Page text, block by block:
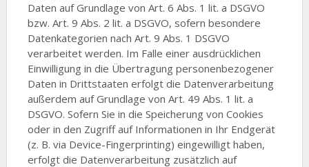
Daten auf Grundlage von Art. 6 Abs. 1 lit. a DSGVO
bzw. Art. 9 Abs. 2 lit. a DSGVO, sofern besondere
Datenkategorien nach Art. 9 Abs. 1 DSGVO
verarbeitet werden. Im Falle einer ausdrücklichen
Einwilligung in die Übertragung personenbezogener
Daten in Drittstaaten erfolgt die Datenverarbeitung
außerdem auf Grundlage von Art. 49 Abs. 1 lit. a
DSGVO. Sofern Sie in die Speicherung von Cookies
oder in den Zugriff auf Informationen in Ihr Endgerät
(z. B. via Device-Fingerprinting) eingewilligt haben,
erfolgt die Datenverarbeitung zusätzlich auf